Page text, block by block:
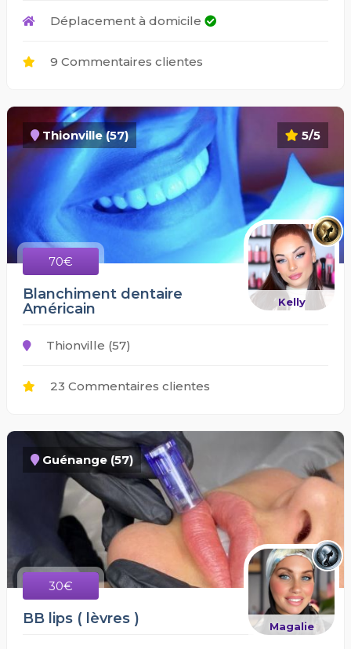
Déplacement à domicile
9 Commentaires clientes
5/5
Thionville (57)
70€
Kelly
Blanchiment dentaire
Américain
Thionville (57)
23 Commentaires clientes
Guénange (57)
30€
Magalie
BB lips ( lèvres )